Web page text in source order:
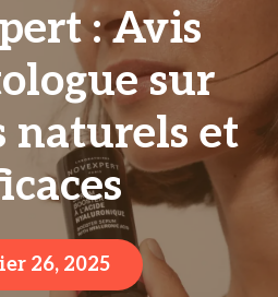
: Avis
sur
naturels et
26, 2025